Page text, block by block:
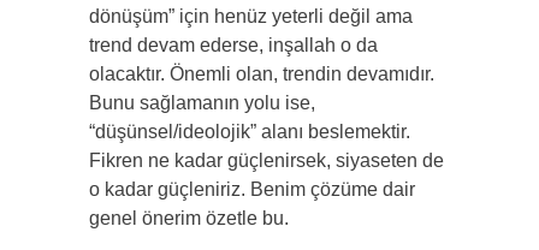
dönüşüm” için henüz yeterli değil ama
trend devam ederse, inşallah o da
olacaktır. Önemli olan, trendin devamıdır.
Bunu sağlamanın yolu ise,
“düşünsel/ideolojik” alanı beslemektir.
Fikren ne kadar güçlenirsek, siyaseten de
o kadar güçleniriz. Benim çözüme dair
genel önerim özetle bu.